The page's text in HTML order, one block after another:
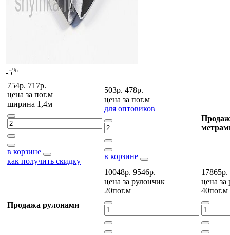
-5%
754р. 717р.
цена за пог.м
ширина 1,4м
в корзине
как получить скидку
503р. 478р.
цена за пог.м
для оптовиков
в корзине
Продажа рулонами
10048р. 9546р.
цена за рулончик
20пог.м
17865р.
цена за
40пог.м